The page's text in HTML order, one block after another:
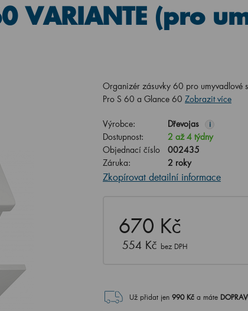
VARIANTE (pro
Organizér zásuvky 60 pro umyvadlové
Pro S 60 a Glance 60 Zobrazit více
Výrobce: Dřevojas i
Dostupnost:
2 až 4 týdny
Objednací číslo
002435
Záruka:
2 roky
Zkopírovat detailní informace
670 Kč
554 Kč bez DPH
Už přidat jen 990Kč a máte